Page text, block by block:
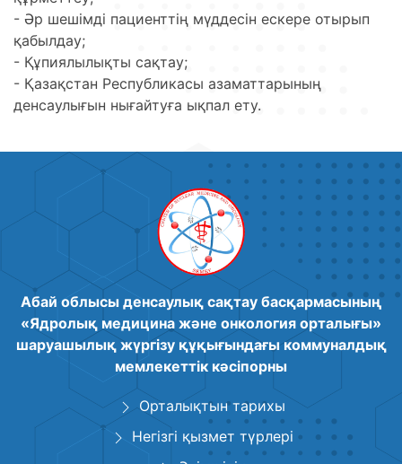
- Әр шешімді пациенттің мүддесін ескере отырып
қабылдау;
- Құпиялылықты сақтау;
- Қазақстан Республикасы азаматтарының
денсаулығын нығайтуға ықпал ету.
Абай облысы денсаулық сақтау басқармасының
«Ядролық медицина және онкология орталығы»
шаруашылық жүргізу құқығындағы коммуналдық
мемлекеттік кәсіпорны
Орталықтын тарихы
Негізгі қызмет түрлері